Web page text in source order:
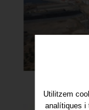
Utilitzem
analítiques i